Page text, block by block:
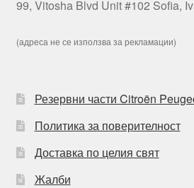
99, Vitosha Blvd Unit #102 Sofia,
(адреса не се използва за рекламации)
Резервни части Citroën
Политика за поверителност
Доставка по целия свят
Жалби